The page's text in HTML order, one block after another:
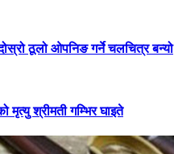
ठूलो ओपनिङ गर्ने चलचित्र बन्यो
मृत्यु श्रीमती गम्भिर घाइते